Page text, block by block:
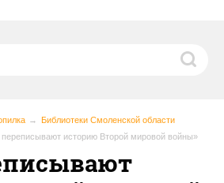
Библиотеки Смоленской области
переписывают историю Второй мировой войны»